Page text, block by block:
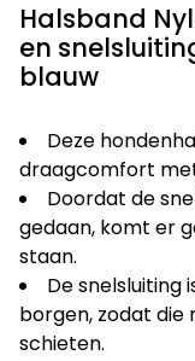
Halsband
en
blauw
Deze
draagcomfort
Doordat de
gedaan, komt er
staan.
De snelsluiting
borgen, zodat
schieten.